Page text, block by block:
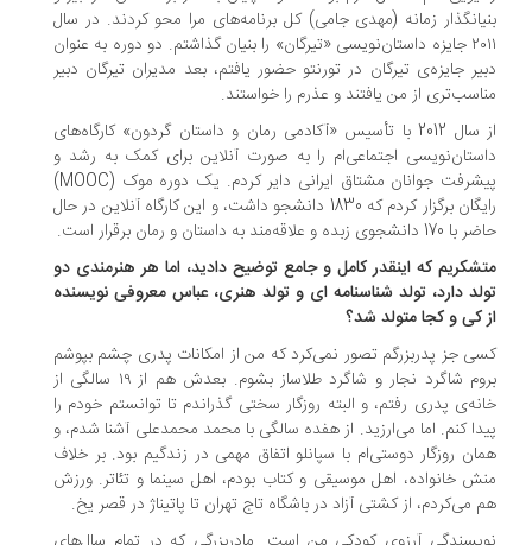
زمانه (مهدی جامی) کل برنامه‌های مرا محو کردند. در سال
۲۰۱۱ جایزه داستان‌نویسی «تیرگان» را بنیان گذاشتم. دو دوره به عنوان
جایزه‌ی تیرگان در تورنتو حضور یافتم، بعد مدیران تیرگان دبیر
از من یافتند و عذرم را خواستند.
از سال 2012 با تأسیس «آکادمی رمان و داستان گردون» کارگاه‌های
اجتماعی‌ام را به صورت آنلاین برای کمک به رشد و
پیشرفت جوانان مشتاق ایرانی دایر کردم. یک دوره موک (MOOC)
رایگان برگزار کردم که 1830 دانشجو داشت، و این کارگاه آنلاین در حال
زبده و علاقه‌مند به داستان و رمان برقرار است.
متشکریم که این‎قدر کامل و جامع توضیح دادید، اما هر هنرمندی دو
دارد، تولد شناسنامه ای و تولد هنری، عباس معروفی نویسنده
كی و كجا متولد شد؟
جز پدربزرگم تصور نمی‌کرد که من از امکانات پدری چشم بپوشم
بروم شاگرد نجار و شاگرد طلاساز بشوم. بعدش هم از ۱۹ سالگی از
پدری رفتم، و البته روزگار سختی گذراندم تا توانستم خودم را
کنم. اما می‌ارزید. از هفده سالگی با محمد محمدعلی آشنا شدم، و
روزگار دوستی‌ام با سپانلو اتفاق مهمی در زندگیم بود. بر خلاف
خانواده، اهل موسیقی و کتاب بودم، اهل سینما و تئاتر. ورزش
می‌کردم، از کشتی آزاد در باشگاه تاج تهران تا پاتیناژ در قصر یخ.